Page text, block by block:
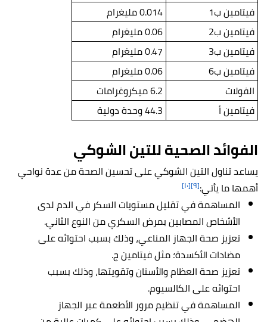
فيتامين ب1
0.014 مليغرام
فيتامين ب2
0.06 مليغرام
فيتامين ب3
0.47 مليغرام
فيتامين ب6
0.06 مليغرام
الفولات
6.2 ميكروغرامات
فيتامين أ
44.3 وحدة دولية
الفوائد الصحية للتين الشوكي
يساعد تناول التين الشوكي على تحسين الصحة من عدة نواحي
أهمها ما يأتي:[٩] [١٠]
المساهمة في تقليل مستويات السكر في الدم لدى
الأشخاص المصابين بمرض السكري من النوع الثاني.
تعزيز صحة الجهاز المناعي، وذلك بسبب احتوائه على
مضادات الأكسدة؛ مثل فيتامين ج.
تعزيز صحة العظام والأسنان وتقويتها، وذلك بسبب
احتوائه على الكالسيوم.
المساهمة في تنظيم مرور الأطعمة عبر الجهاز